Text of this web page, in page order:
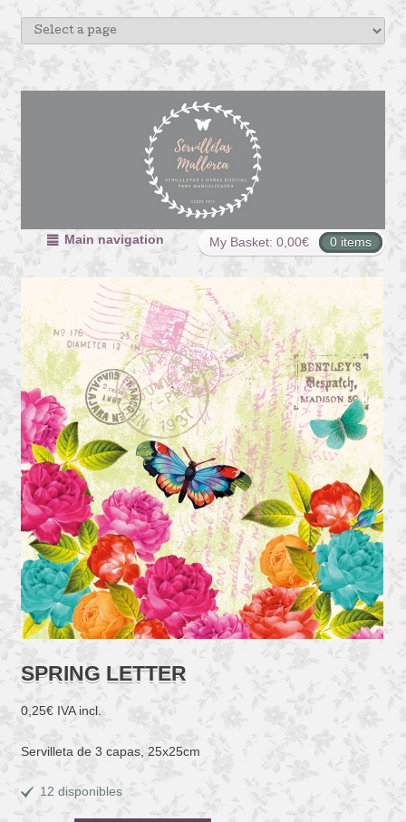
My Basket: 0,00€ 0 items
Main navigation
SPRING LETTER
0,25€ IVA incl.
Servilleta de 3 capas, 25x25cm
12 disponibles